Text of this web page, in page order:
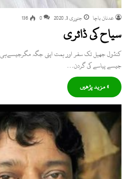
عدنان باچا جنوری 3, 2020 0
136
سیاح کی ڈائری
کنڈول جھیل تک سفر اور ہمت اپنی جگہ مگرجیسےہی
جیسے پیاسے کی گردن…
» مزید پڑھیں